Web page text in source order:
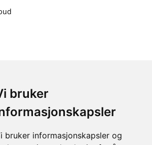
bruker
bruker informasjonskapsler og